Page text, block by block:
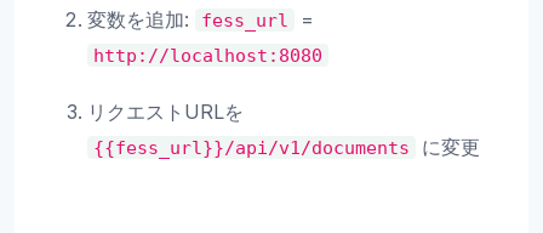
変数を追加: fess_url =
http://localhost:8080
リクエストURLを
{{fess_url}}/api/v1/documents に変更